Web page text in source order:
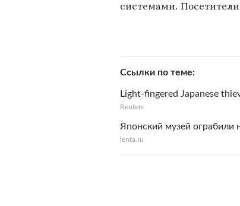
системами.
Ссылки по теме
Light-fingered Japanese
Reuters
Японский музей ограбили
lenta.ru